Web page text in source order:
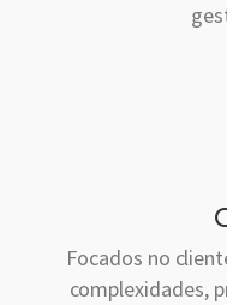
Focados no
complexidades,